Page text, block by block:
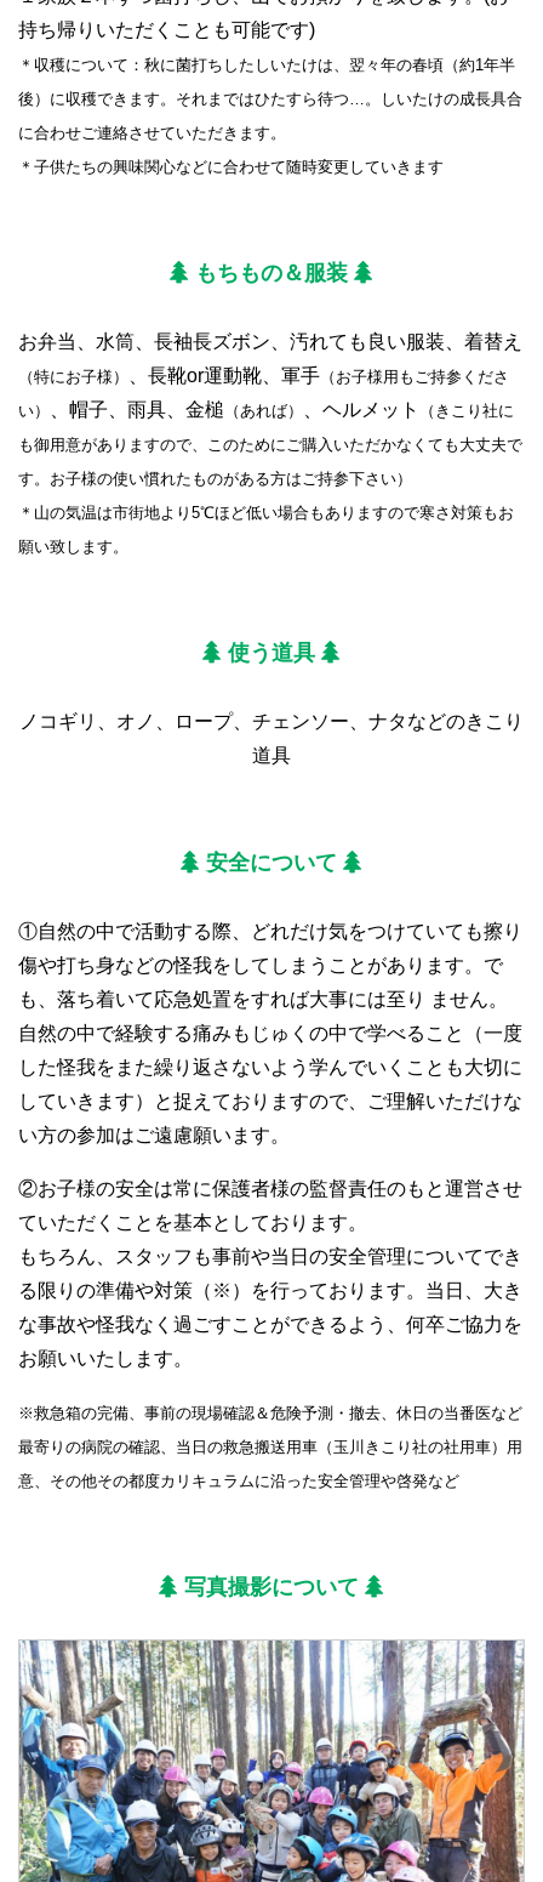
持ち帰りいただくことも可能です)
＊収穫について：秋に菌打ちしたしいたけは、翌々年の春頃（約1年半
後）に収穫できます。それまではひたすら待つ…。しいたけの成長具合
に合わせご連絡させていただきます。
＊子供たちの興味関心などに合わせて随時変更していきます
もちもの＆服装
お弁当、水筒、長袖長ズボン、汚れても良い服装、着替え
（特にお子様） 、長靴or運動靴、軍手 （お子様用もご持参くださ
い）
、帽子、雨具、金槌 （あれば） 、ヘルメット
（きこり社に
も御用意がありますので、このためにご購入いただかなくても大丈夫で
す。お子様の使い慣れたものがある方はご持参下さい）
＊山の気温は市街地より5℃ほど低い場合もありますので寒さ対策もお
願い致します。
使う道具
ノコギリ、オノ、ロープ、チェンソー、ナタなどのきこり
道具
安全について
①自然の中で活動する際、どれだけ気をつけていても擦り
傷や打ち身などの怪我をしてしまうことがあります。で
も、落ち着いて応急処置をすれば大事には至り ません。
自然の中で経験する痛みもじゅくの中で学べること（一度
した怪我をまた繰り返さないよう学んでいくことも大切に
していきます）と捉えておりますので、ご理解いただけな
い方の参加はご遠慮願います。
②お子様の安全は常に保護者様の監督責任のもと運営させ
ていただくことを基本としております。
もちろん、スタッフも事前や当日の安全管理についてでき
る限りの準備や対策（※）を行っております。当日、大き
な事故や怪我なく過ごすことができるよう、何卒ご協力を
お願いいたします。
※救急箱の完備、事前の現場確認＆危険予測・撤去、休日の当番医など
最寄りの病院の確認、当日の救急搬送用車（玉川きこり社の社用車）用
意、その他その都度カリキュラムに沿った安全管理や啓発など
写真撮影について